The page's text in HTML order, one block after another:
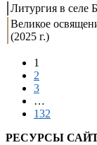
Литургия в селе
Великое
(2025 г.)
1
2
3
…
132
РЕСУРСЫ